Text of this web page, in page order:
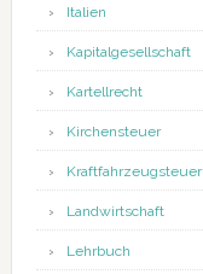
Italien
Kapitalgesellschaft
Kartellrecht
Kirchensteuer
Kraftfahrzeugsteuer
Landwirtschaft
Lehrbuch